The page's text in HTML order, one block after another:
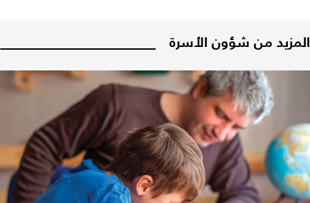
المزيد من شؤون الأسرة